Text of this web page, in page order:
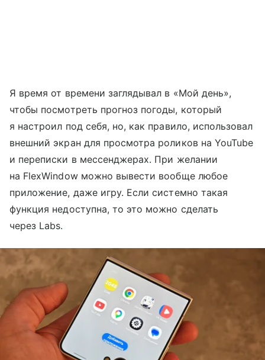
Я время от времени заглядывал в «Мой день»,
чтобы посмотреть прогноз погоды, который
я настроил под себя, но, как правило, использовал
внешний экран для просмотра роликов на YouTube
и переписки в мессенджерах. При желании
на FlexWindow можно вывести вообще любое
приложение, даже игру. Если системно такая
функция недоступна, то это можно сделать
через Labs.